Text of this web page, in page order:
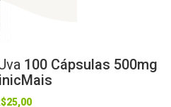
100 Cápsulas 500mg
25,00